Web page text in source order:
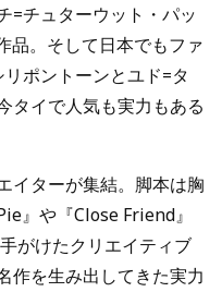
=チュターウット・パッ
品。そして日本でもファ
ポントーンとユド=タ
タイで人気も実力もある
イターが集結。脚本は胸
』や『Close Friend』
がけたクリエイティブ
作を生み出してきた実力